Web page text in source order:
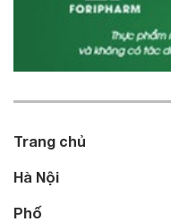
Trang chủ
Hà Nội
Phố